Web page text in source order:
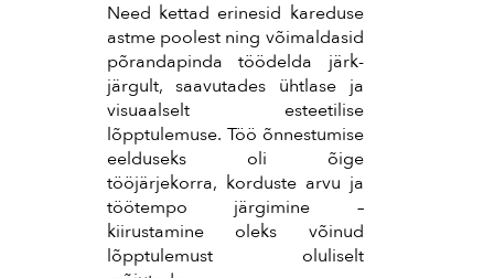
Need kettad erinesid kareduse
astme poolest ning võimaldasid
põrandapinda töödelda järk-
järgult, saavutades ühtlase ja
visuaalselt esteetilise
lõpptulemuse. Töö õnnestumise
eelduseks oli õige
tööjärjekorra, korduste arvu ja
töötempo järgimine –
kiirustamine oleks võinud
lõpptulemust oluliselt